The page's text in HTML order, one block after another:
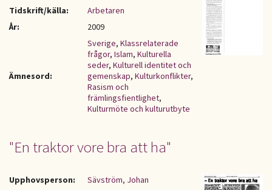
Tidskrift/källa:
Arbetaren
År:
2009
Ämnesord:
Sverige, Klassrelaterade
frågor, Islam, Kulturella
seder, Kulturell identitet och
gemenskap, Kulturkonflikter,
Rasism och
främlingsfientlighet,
Kulturmöte och kulturutbyte
"En traktor vore bra att ha"
Upphovsperson:
Sävström, Johan